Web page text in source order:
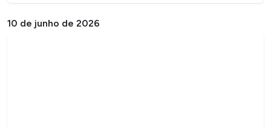
10 de junho de 2026